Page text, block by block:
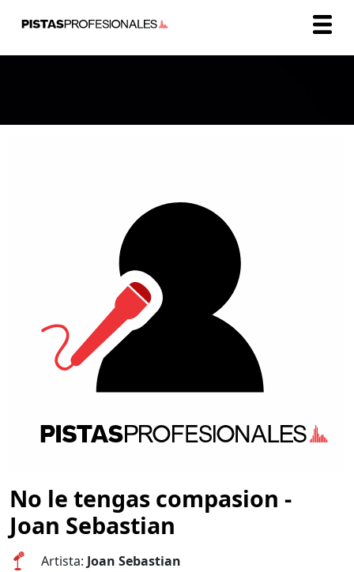
No le tengas compasion -
Joan Sebastian
Artista: Joan Sebastian